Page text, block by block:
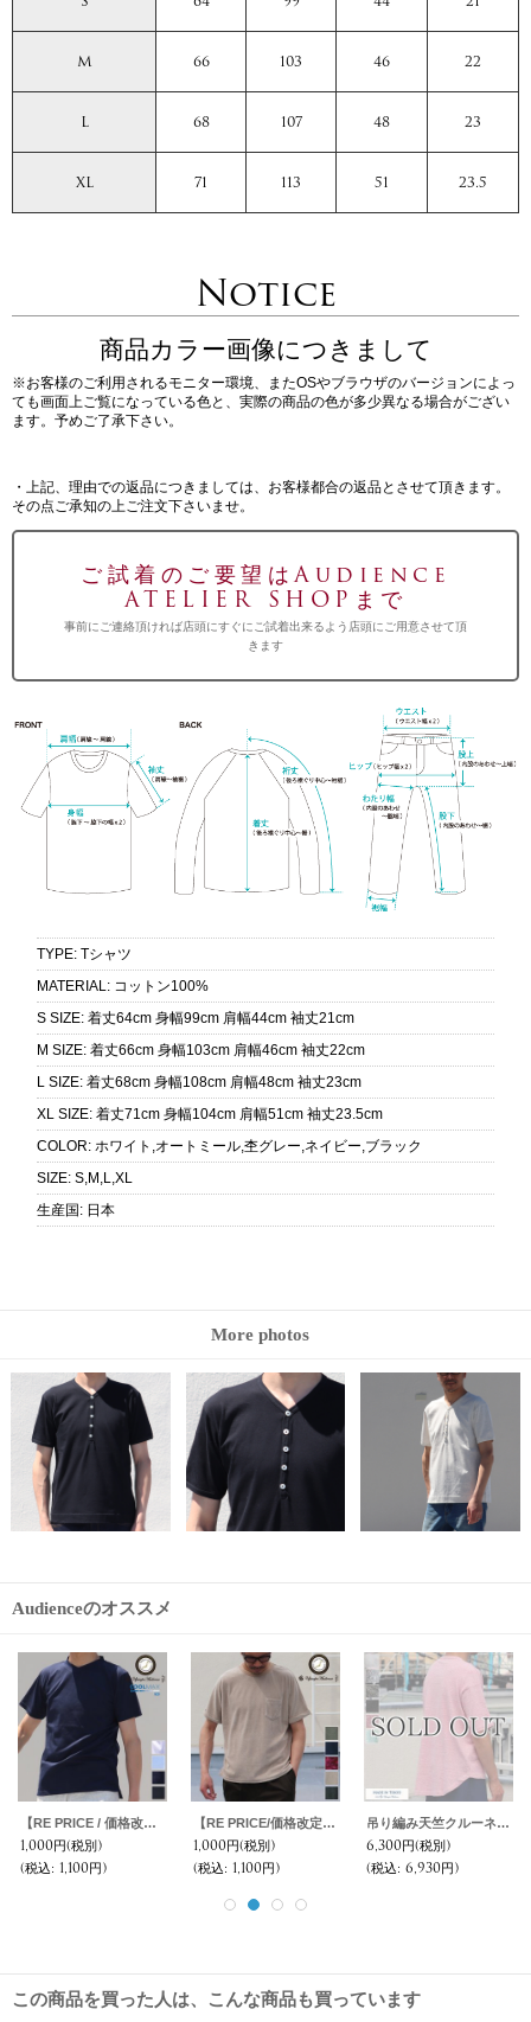
M 66 103 46 22
L 68 107 48 23
XL 71 113 51 23.5
Notice
商品カラー画像につきまして
※お客様のご利用されるモニター環境、またOSやブラウザのバージョンによっ
ても画面上ご覧になっている色と、実際の商品の色が多少異なる場合がござい
ます。予めご了承下さい。
・上記、理由での返品につきましては、お客様都合の返品とさせて頂きます。
その点ご承知の上ご注文下さいませ。
ご試着のご要望はAudience
ATELIER SHOPまで
事前にご連絡頂ければ店頭にすぐにご試着出来るよう店頭にご用意させて頂
きます
TYPE: Tシャツ
MATERIAL: コットン100%
S SIZE: 着丈64cm 身幅99cm 肩幅44cm 袖丈21cm
M SIZE: 着丈66cm 身幅103cm 肩幅46cm 袖丈22cm
L SIZE: 着丈68cm 身幅108cm 肩幅48cm 袖丈23cm
XL SIZE: 着丈71cm 身幅104cm 肩幅51cm 袖丈23.5cm
COLOR: ホワイト,オートミール,杢グレー,ネイビー,ブラック
SIZE: S,M,L,XL
生産国 : 日本
More photos
Audienceのオススメ
【RE PRICE / 価格改定】吊り編み天竺クルーネック丸胴ポケ付半袖_TEE【MADE IN TOKYO】『東京製』 / Upscape Audience
2,000円(税別)
(税込: 2,200円)
コーマ天竺ロールアップS/SビッグTEE【MADE IN JAPAN】『日本製』/ Upscape Audience
4,900円(税別)
(税込: 5,390円)
コーマ天竺ロールアップ胸ポケ付TEE【MADE IN JAPAN】『日本製』/ Upscape Audience
4,900円(税別)
(税込: 5,390円)
この商品を買った人は、こんな商品も買っています